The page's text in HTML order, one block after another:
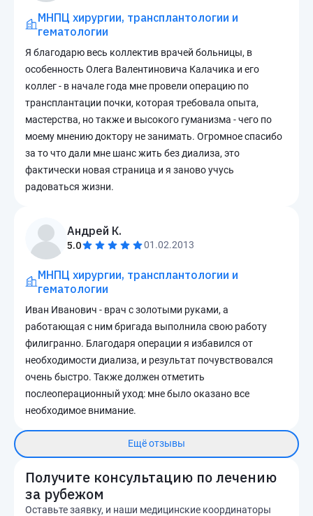
МНПЦ хирургии, трансплантологии и
гематологии
Я благодарю весь коллектив врачей больницы, в
особенность Олега Валентиновича Калачика и его
коллег - в начале года мне провели операцию по
трансплантации почки, которая требовала опыта,
мастерства, но также и высокого гуманизма - чего по
моему мнению доктору не занимать. Огромное спасибо
за то что дали мне шанс жить без диализа, это
фактически новая страница и я заново учусь
радоваться жизни.
Андрей К.
5.0 01.02.2013
МНПЦ хирургии, трансплантологии и
гематологии
Иван Иванович - врач с золотыми руками, а
работающая с ним бригада выполнила свою работу
филигранно. Благодаря операции я избавился от
необходимости диализа, и результат почувствовался
очень быстро. Также должен отметить
послеоперационный уход: мне было оказано все
необходимое внимание.
Ещё отзывы
Получите консультацию по лечению
за рубежом
Оставьте заявку, и наши медицинские координаторы